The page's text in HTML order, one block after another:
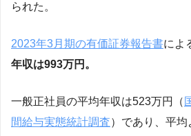
られた。
2023年3月期の有価証券報告書によ
年収は993万円。
一般正社員の平均年収は523万円（
間給与実態統計調査）であり、平